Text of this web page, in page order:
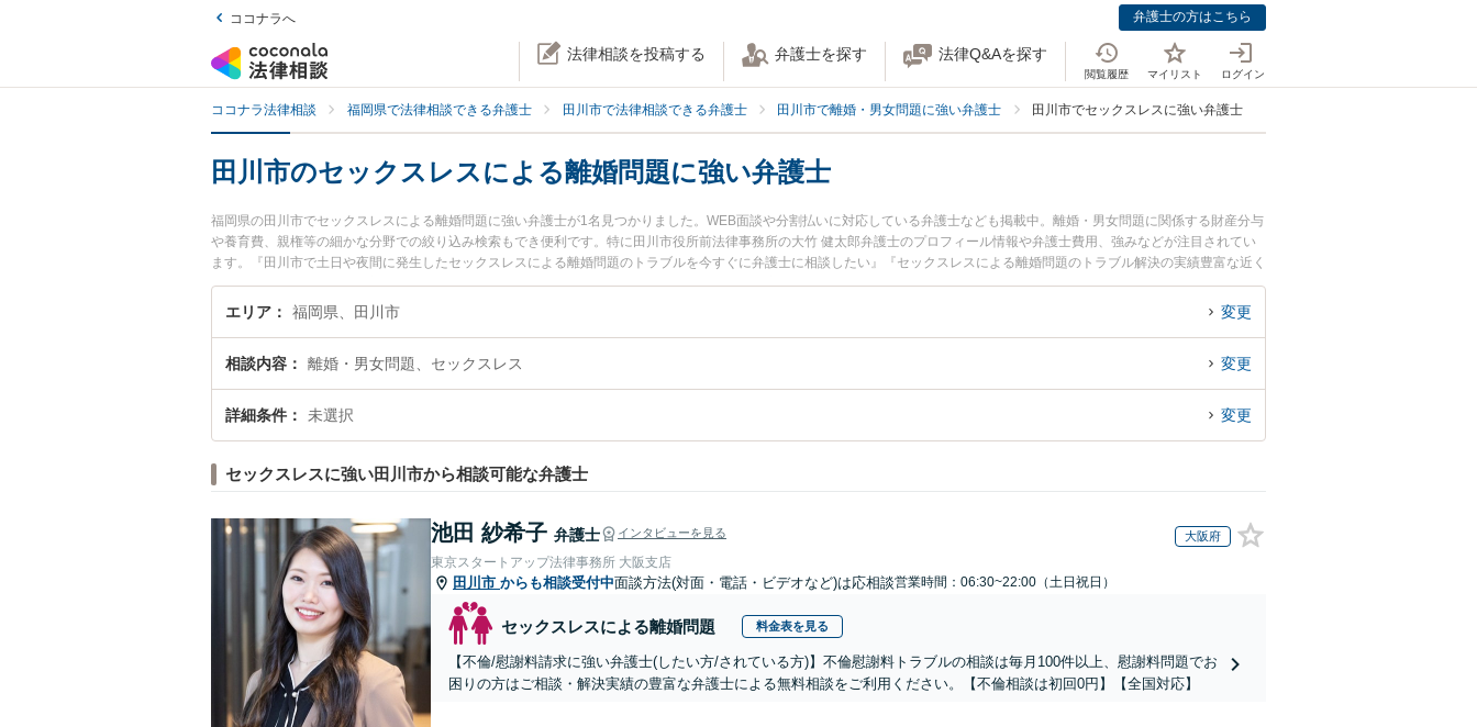
ココナラへ 弁護士の方はこちら
法律相談を投稿する 弁護士を探す 法律Q&Aを探す
閲覧履歴 マイリスト ログイン
ココナラ法律相談 福岡県で法律相談できる弁護士 田川市で法律相談できる弁護士 田川市で離婚・男女問題に強い弁護士 田川市でセックスレスに強い弁護士
田川市のセックスレスによる離婚問題に強い弁護士
福岡県の田川市でセックスレスによる離婚問題に強い弁護士が1名見つかりました。WEB面談や分割払いに対応している弁護士なども掲載中。離婚・男女問題に関係する財産分与
や養育費、親権等の細かな分野での絞り込み検索もでき便利です。特に田川市役所前法律事務所の大竹 健太郎弁護士のプロフィール情報や弁護士費用、強みなどが注目されてい
ます。『田川市で土日や夜間に発生したセックスレスによる離婚問題のトラブルを今すぐに弁護士に相談したい』『セックスレスによる離婚問題のトラブル解決の実績豊富な近く
の弁護士を検索したい』『初回相談無料でセックスレスによる離婚問題を法律相談できる田川市内の弁護士に相談予約したい』などでお困りの相談者さんにおすすめです。
エリア 福岡県、田川市 変更
相談内容 離婚・男女問題、セックスレス 変更
詳細条件 未選択 変更
セックスレスに強い田川市から相談可能な弁護士
池田 紗希子 弁護士 インタビューを見る 大阪府
東京スタートアップ法律事務所 大阪支店
田川市 からも相談受付中面談方法(対面・電話・ビデオなど)は応相談営業時間：06:30~22:00（土日祝日）
セックスレスによる離婚問題 料金表を見る
【不倫/慰謝料請求に強い弁護士(したい方/されている方)】不倫慰謝料トラブルの相談は毎月100件以上、慰謝料問題でお
困りの方はご相談・解決実績の豊富な弁護士による無料相談をご利用ください。【不倫相談は初回0円】【全国対応】